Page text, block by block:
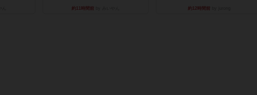
約11時間前 約12時間前by jurong